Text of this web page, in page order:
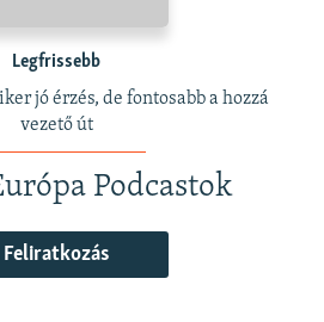
Legfrissebb
jó érzés, de fontosabb a hozzá
vezető út
Podcastok
Feliratkozás